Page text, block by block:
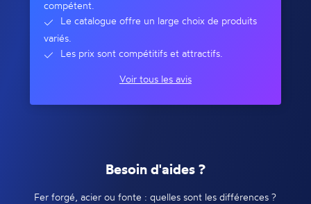
compétent.
Le catalogue offre un large choix de produits
variés.
Les prix sont compétitifs et attractifs.
Voir tous les avis
Besoin d'aides ?
Fer forgé, acier ou fonte : quelles sont les différences ?